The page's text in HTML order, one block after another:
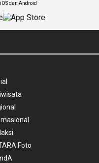
dan Android
Foto